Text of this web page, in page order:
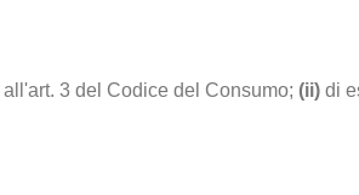
3 del Codice del Consumo; (ii) di